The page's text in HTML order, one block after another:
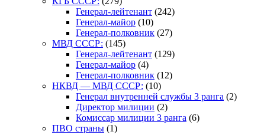
Генерал-лейтенант (242)
Генерал-майор (10)
Генерал-полковник (27)
МВД СССР: (145)
Генерал-лейтенант (129)
Генерал-майор (4)
Генерал-полковник (12)
НКВД — МВД СССР: (10)
Генерал внутренней службы 3 ранга (2)
Директор милиции (2)
Комиссар милиции 3 ранга (6)
ПВО страны (1)